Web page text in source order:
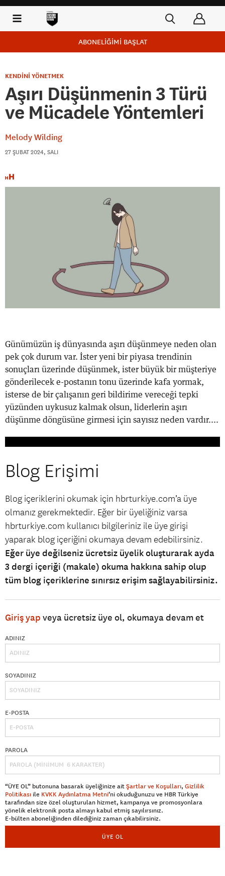
ABONELİĞİMİ BAŞLAT
KENDİNİ YÖNETMEK
Aşırı Düşünmenin 3 Türü
ve Mücadele Yöntemleri
Melody Wilding
27 ŞUBAT 2024, SALI
Günümüzün iş dünyasında aşırı düşünmeye neden olan
pek çok durum var. İster yeni bir piyasa trendinin
sonuçları üzerinde düşünmek, ister büyük bir müşteriye
gönderilecek e-postanın tonu üzerinde kafa yormak,
isterse de bir çalışanın geri bildirime vereceği tepki
yüzünden uykusuz kalmak olsun, liderlerin aşırı
düşünme döngüsüne girmesi için sayısız neden vardır....
Blog Erişimi
Blog içeriklerini okumak için hbrturkiye.com’a üye
olmanız gerekmektedir. Eğer bir üyeliğiniz varsa
hbrturkiye.com kullanıcı bilgileriniz ile üye girişi
yaparak blog içeriğini okumaya devam edebilirsiniz.
Eğer üye değilseniz ücretsiz üyelik oluşturarak ayda
3 dergi içeriği (makale) okuma hakkına sahip olup
tüm blog içeriklerine sınırsız erişim sağlayabilirsiniz.
Giriş yap veya ücretsiz üye ol, okumaya devam et
ADINIZ
SOYADINIZ
E-POSTA
PAROLA
“ÜYE OL” butonuna basarak üyeliğinize aitŞartlar ve Koşulları, Gizlilik
Politikası ile KVKK Aydınlatma Metni’ni okuduğunuzu ve HBR Türkiye
tarafından size özel oluşturulan hizmet, kampanya ve promosyonlara
yönelik elektronik posta almayı kabul etmiş sayılırsınız.
E-bülten aboneliğinden dilediğiniz zaman çıkabilirsiniz.
ÜYE OL